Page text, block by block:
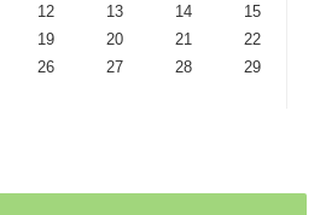
12 13 14
15
19 20 21
22
26 27 28
29